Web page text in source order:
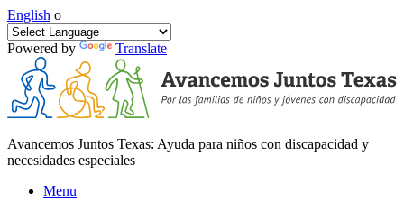
English o
Powered by Translate
Avancemos Juntos Texas: Ayuda para niños con discapacidad y
necesidades especiales
Menu